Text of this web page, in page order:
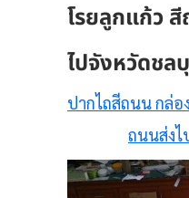
โรยลูกแก้ว
ไปจังหวัดชล
ปากไถสีถนน กล่
ถนนส่ง